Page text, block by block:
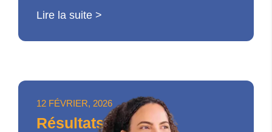
Lire la suite >
12 FÉVRIER, 2026
Résultats Premier